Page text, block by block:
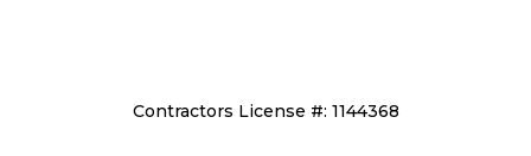
Contractors License #: 1144368